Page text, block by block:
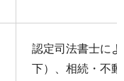
認定司法書士に
下）、相続・不